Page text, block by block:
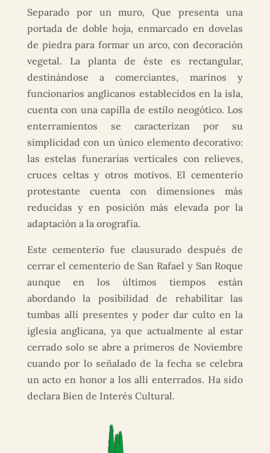
Separado por un muro, Que presenta una
portada de doble hoja, enmarcado en dovelas
de piedra para formar un arco, con decoración
vegetal. La planta de éste es rectangular,
destinándose a comerciantes, marinos y
funcionarios anglicanos establecidos en la isla,
cuenta con una capilla de estilo neogótico. Los
enterramientos se caracterizan por su
simplicidad con un único elemento decorativo:
las estelas funerarias verticales con relieves,
cruces celtas y otros motivos. El cementerio
protestante cuenta con dimensiones más
reducidas y en posición más elevada por la
adaptación a la orografía.
Este cementerio fue clausurado después de
cerrar el cementerio de San Rafael y San Roque
aunque en los últimos tiempos están
abordando la posibilidad de rehabilitar las
tumbas allí presentes y poder dar culto en la
iglesia anglicana, ya que actualmente al estar
cerrado solo se abre a primeros de Noviembre
cuando por lo señalado de la fecha se celebra
un acto en honor a los allí enterrados. Ha sido
declara Bien de Interés Cultural.